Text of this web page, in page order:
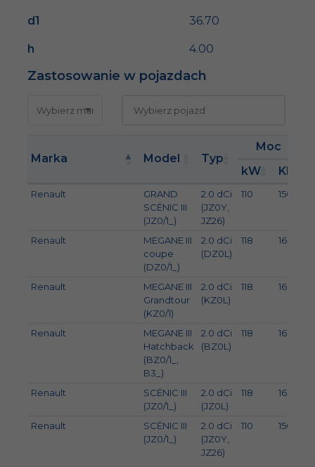
d1 36.70
h 4.00
Zastosowanie w pojazdach
Marka Model Typ
Moc
kW
KM
Renault
GRAND
SCÉNIC III
(JZ0/1_)
2.0 dCi
(JZ0Y,
JZ26)
110 150
Renault
MEGANE III
coupe
(DZ0/1_)
2.0 dCi
(DZ0L)
118 160
Renault
MEGANE III
Grandtour
(KZ0/1)
2.0 dCi
(KZ0L)
118 160
Renault
MEGANE III
Hatchback
(BZ0/1_,
B3_)
2.0 dCi
(BZ0L)
118 160
Renault
SCÉNIC III
(JZ0/1_)
2.0 dCi
(JZ0L)
118 160
Renault
SCÉNIC III
(JZ0/1_)
2.0 dCi
(JZ0Y,
JZ26)
110 150